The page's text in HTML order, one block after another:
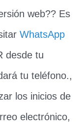
web?? Es
WhatsApp
desde tu
tu teléfono.,
los inicios de
electrónico,